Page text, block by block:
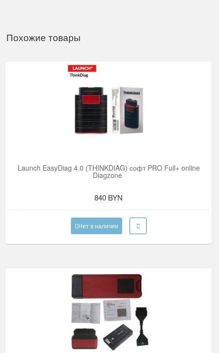
Похожие товары
Launch EasyDiag 4.0 (THINKDIAG) софт PRO Full+ online
Diagzone
840 BYN
Нет в наличии